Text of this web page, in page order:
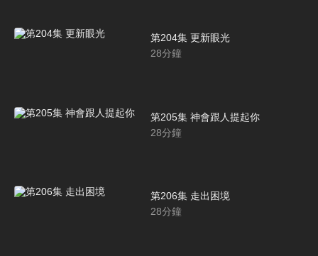
第204集 更新眼光
28分鐘
第205集 神會跟人提起你
28分鐘
第206集 走出困境
28分鐘